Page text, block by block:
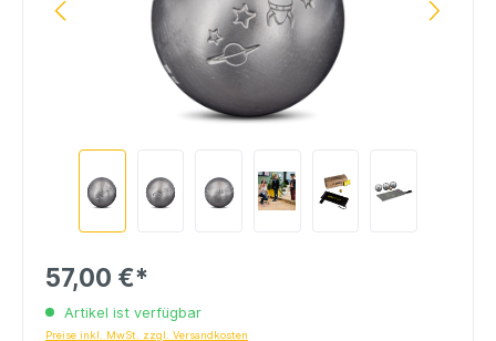
57,00 €*
Artikel ist verfügbar
Preise inkl. MwSt. zzgl. Versandkosten